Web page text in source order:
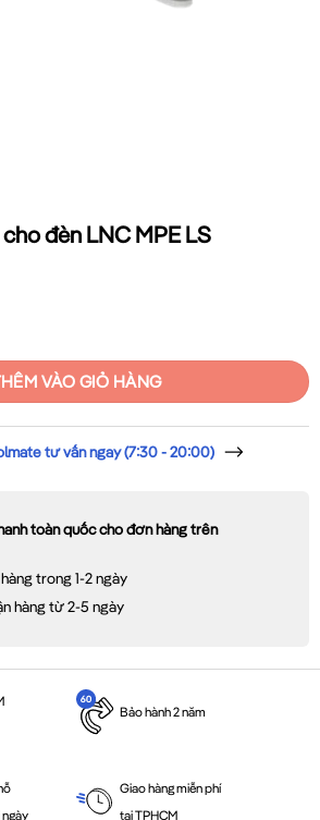
đèn LNC MPE LS
LNC MPE LS số lượng
VÀO GIỎ HÀNG
tư vấn ngay (7:30 - 20:00)
toàn quốc cho đơn hàng trên
trong 1-2 ngày
hàng từ 2-5 ngày
Bảo hành 2 năm
Giao hàng miễn phí
tại TPHCM